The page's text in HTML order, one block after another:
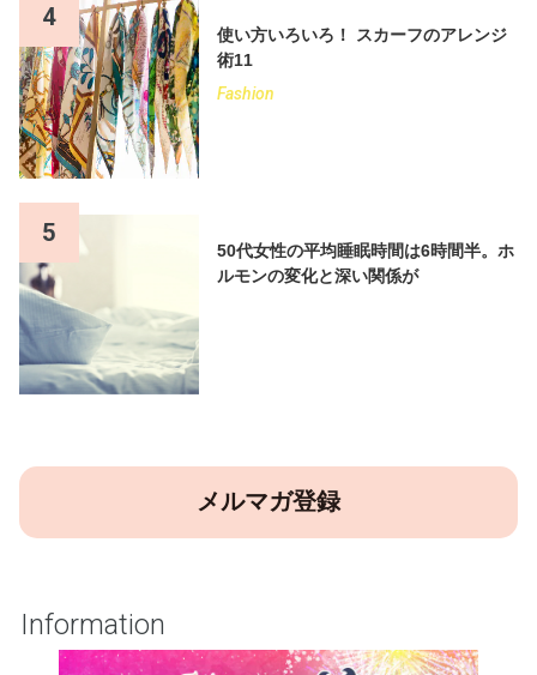
4
使い方いろいろ！ スカーフのアレンジ
術11
Fashion
5
50代女性の平均睡眠時間は6時間半。ホ
ルモンの変化と深い関係が
メルマガ登録
Information